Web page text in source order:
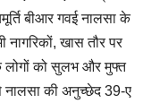
बीआर गवई नालसा के
खास तौर पर
लोगों को सुलभ और मुफ्त
नालसा की अनुच्छेद 39-ए